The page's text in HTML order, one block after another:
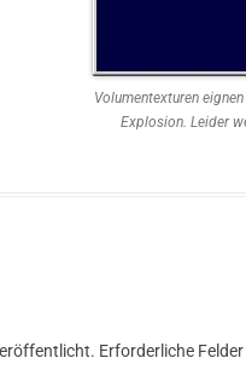
Volumentexturen
Explosion. Leider
Erforderliche